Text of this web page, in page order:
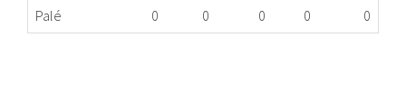
Palé
0 0 0 0 0